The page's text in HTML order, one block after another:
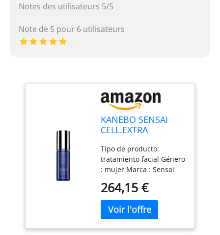
Notes des utilisateurs 5/5
Note de 5 pour 6 utilisateurs
KANEBO SENSAI
CELL.EXTRA
Tipo de producto:
tratamiento facial Género
: mujer Marca : Sensai
264,15 €